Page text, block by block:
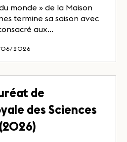
monde » de la Maison
termine sa saison avec
aux...
06/2026
de
des Sciences